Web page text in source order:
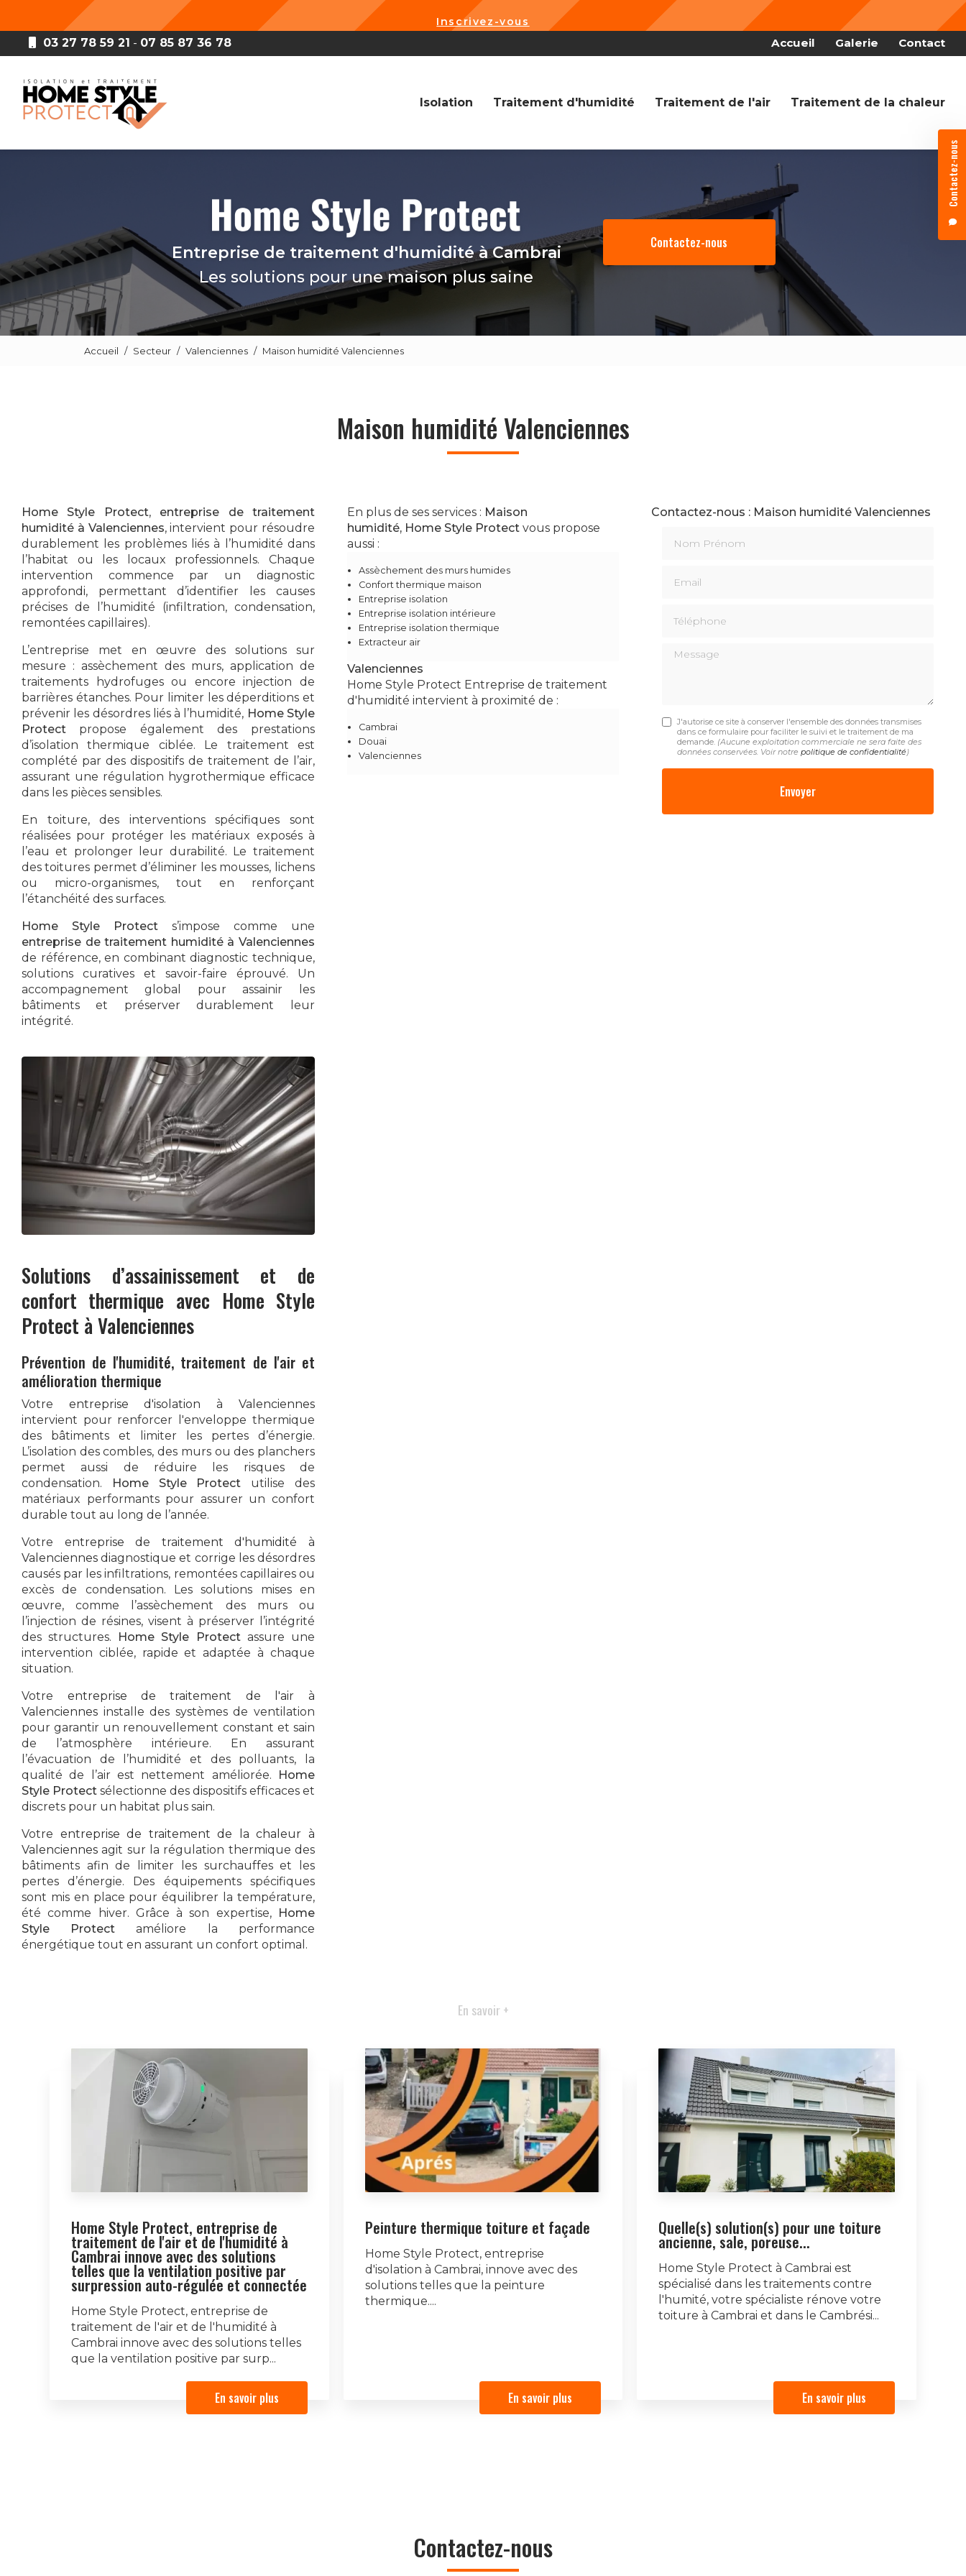
contenu
principal
Inscrivez-vous
03 27 78 59 21 - 07 85 87 36 78
Contactez-nous
Accueil Galerie
Contact
Isolation Traitement d'humidité Traitement de l'air Traitement de la chaleur
Entreprise de traitement d'humiditéà Cambrai
Les solutions pour une maison plus saine
Contactez-nous
Accueil Secteur Valenciennes Maison humidité Valenciennes
Maison humidité Valenciennes
Home Style Protect, entreprise de traitement
humidité à Valenciennes, intervient pour résoudre
durablement les problèmes liés à l’humidité dans
l’habitat ou les locaux professionnels. Chaque
intervention commence par un diagnostic
approfondi, permettant d’identifier les causes
précises de l’humidité (infiltration, condensation,
remontées capillaires).
L’entreprise met en œuvre des solutions sur
mesure : assèchement des murs, application de
traitements hydrofuges ou encore injection de
barrières étanches. Pour limiter les déperditions et
prévenir les désordres liés à l’humidité, Home Style
Protect propose également des prestations
d’isolation thermique ciblée. Le traitement est
complété par des dispositifs de traitement de l’air,
assurant une régulation hygrothermique efficace
dans les pièces sensibles.
En toiture, des interventions spécifiques sont
réalisées pour protéger les matériaux exposés à
l’eau et prolonger leur durabilité. Le traitement
des toitures permet d’éliminer les mousses, lichens
ou micro-organismes, tout en renforçant
l’étanchéité des surfaces.
Home Style Protect s’impose comme une
entreprise de traitement humidité à Valenciennes
de référence, en combinant diagnostic technique,
solutions curatives et savoir-faire éprouvé. Un
accompagnement global pour assainir les
bâtiments et préserver durablement leur
intégrité.
Solutions d’assainissement et de
confort thermique avec Home Style
Protect à Valenciennes
Prévention de l'humidité, traitement de l'air et
amélioration thermique
Votre entreprise d'isolation à Valenciennes
intervient pour renforcer l'enveloppe thermique
des bâtiments et limiter les pertes d’énergie.
L’isolation des combles, des murs ou des planchers
permet aussi de réduire les risques de
condensation.
Home Style Protect utilise des
matériaux performants pour assurer un confort
durable tout au long de l’année.
Votre entreprise de traitement d'humidité à
Valenciennes diagnostique et corrige les désordres
causés par les infiltrations, remontées capillaires ou
excès de condensation. Les solutions mises en
œuvre, comme l’assèchement des murs ou
l’injection de résines, visent à préserver l’intégrité
des structures. Home Style Protectassure une
intervention ciblée, rapide et adaptée à chaque
situation.
Votre entreprise de traitement de l'air à
Valenciennes installe des systèmes de ventilation
pour garantir un renouvellement constant et sain
de l’atmosphère intérieure. En assurant
l’évacuation de l’humidité et des polluants, la
qualité de l’air est nettement améliorée.
Home
Style Protect sélectionne des dispositifs efficaces et
discrets pour un habitat plus sain.
Votre entreprise de traitement de la chaleur à
Valenciennes agit sur la régulation thermique des
bâtiments afin de limiter les surchauffes et les
pertes d’énergie. Des équipements spécifiques
sont mis en place pour équilibrer la température,
été comme hiver. Grâce à son expertise, Home
Style Protect améliore la performance
énergétique tout en assurant un confort optimal.
En plus de ses services : Maison
humidité, Home Style Protectvous propose
aussi :
Assèchement des murs humides
Confort thermique maison
Entreprise isolation
Entreprise isolation intérieure
Entreprise isolation thermique
Extracteur air
Valenciennes
Home Style Protect Entreprise de traitement
d'humidité intervient à proximité de :
Cambrai
Douai
Valenciennes
Contactez-nous : Maison humidité Valenciennes
Message
J'autorise ce site à conserver l'ensemble des données transmises
dans ce formulaire pour faciliter le suivi et le traitement de ma
demande. (Aucune exploitation commerciale ne sera faite des
données conservées. Voir notre politique de confidentialité)
En savoir +
Home Style Protect, entreprise de
traitement de l'air et de l'humidité à
Cambrai innove avec des solutions
telles que la ventilation positive par
surpression auto-régulée et connectée
Home Style Protect, entreprise de
traitement de l'air et de l'humidité à
Cambrai innove avec des solutions telles
que la ventilation positive par surp...
En savoir plus
Peinture thermique toiture et façade
Home Style Protect, entreprise
d'isolation à Cambrai, innove avec des
solutions telles que la peinture
thermique....
En savoir plus
Quelle(s) solution(s) pour une toiture
ancienne, sale, poreuse...
Home Style Protect à Cambrai est
spécialisé dans les traitements contre
l'humité, votre spécialiste rénove votre
toiture à Cambrai et dans le Cambrési...
En savoir plus
Contactez-nous